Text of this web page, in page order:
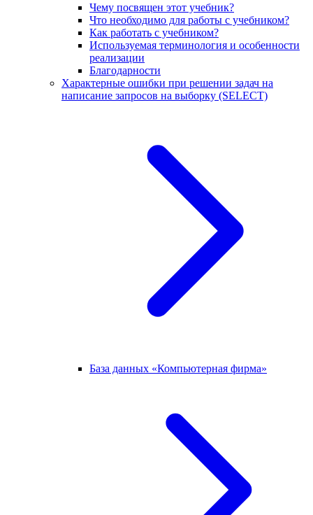
Чему посвящен этот учебник?
Что необходимо для работы с учебником?
Как работать с учебником?
Используемая терминология и особенности
реализации
Благодарности
Характерные ошибки при решении задач на
написание запросов на выборку (SELECT)
База данных «Компьютерная фирма»